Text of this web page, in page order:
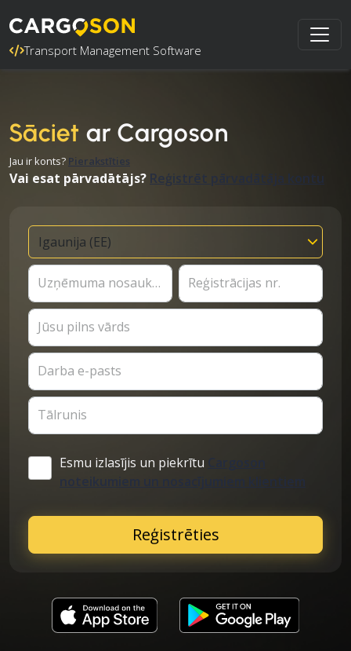
Transport Management Software
Sāciet ar Cargoson
Jau ir konts? Pierakstīties
Vai esat pārvadātājs? Reģistrēt pārvadātāja kontu
Uzņēmuma nosaukums Reģistrācijas nr.
Jūsu pilns vārds
Darba e-pasts
Tālrunis
Esmu izlasījis un piekrītu
noteikumiem un nosacījumiem klientiem
Reģistrēties